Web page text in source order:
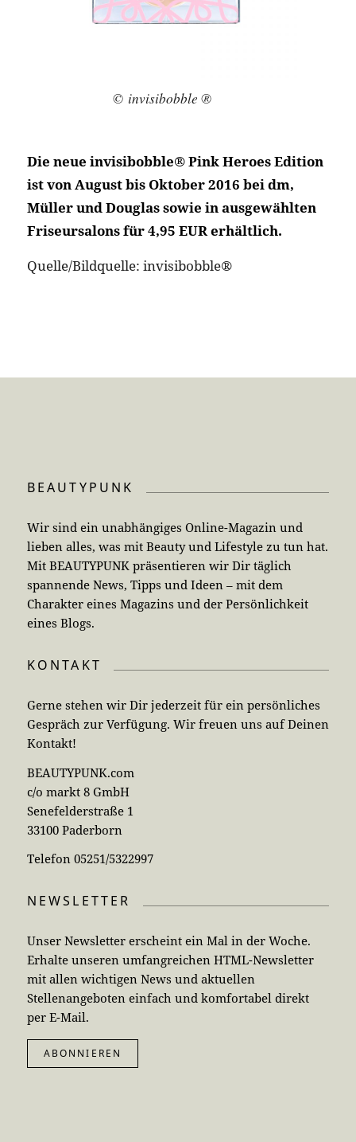
© invisibobble ®
Die neue invisibobble® Pink Heroes Edition
ist von August bis Oktober 2016 bei dm,
Müller und Douglas sowie in ausgewählten
Friseursalons für 4,95 EUR erhältlich.
Quelle/Bildquelle: invisibobble®
BEAUTYPUNK
Wir sind ein unabhängiges Online-Magazin und
lieben alles, was mit Beauty und Lifestyle zu tun hat.
Mit BEAUTYPUNK präsentieren wir Dir täglich
spannende News, Tipps und Ideen – mit dem
Charakter eines Magazins und der Persönlichkeit
eines Blogs.
KONTAKT
Gerne stehen wir Dir jederzeit für ein persönliches
Gespräch zur Verfügung. Wir freuen uns auf Deinen
Kontakt!
BEAUTYPUNK.com
c/o markt 8 GmbH
Senefelderstraße 1
33100 Paderborn
Telefon 05251/5322997
NEWSLETTER
Unser Newsletter erscheint ein Mal in der Woche.
Erhalte unseren umfangreichen HTML-Newsletter
mit allen wichtigen News und aktuellen
Stellenangeboten einfach und komfortabel direkt
per E-Mail.
ABONNIEREN